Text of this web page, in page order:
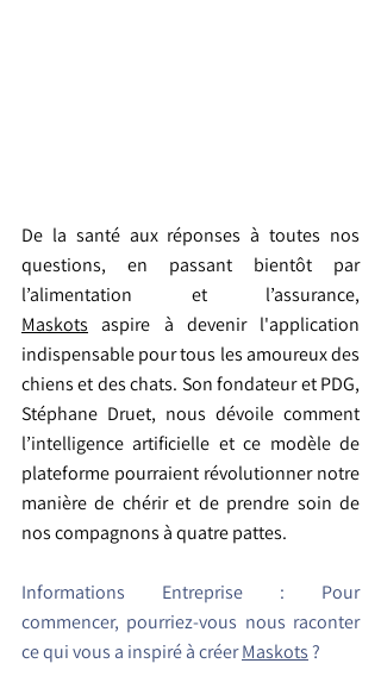
De la santé aux réponses à toutes nos
questions, en passant bientôt par
Maskots aspire à devenir l'application
indispensable pour tous les amoureux des
chiens et des chats. Son fondateur et PDG,
Stéphane Druet, nous dévoile comment
l’intelligence artificielle et ce modèle de
plateforme pourraient révolutionner notre
manière de chérir et de prendre soin de
nos compagnons à quatre pattes.
Informations Entreprise :
Pour
commencer, pourriez-vous nous raconter
ce qui vous a inspiré à créer Maskots ?